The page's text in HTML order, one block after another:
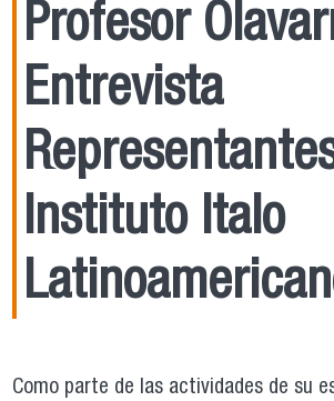
Profesor
Entrevista
Instituto Italo
Como parte de las actividades de su